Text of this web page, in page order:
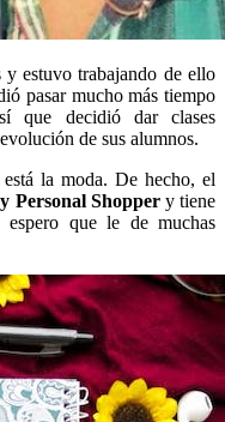
y estuvo trabajando de ello
pasar mucho más tiempo
que decidió dar clases
de sus alumnos.
la moda. De hecho, el
Personal Shoppery tiene
que le de muchas